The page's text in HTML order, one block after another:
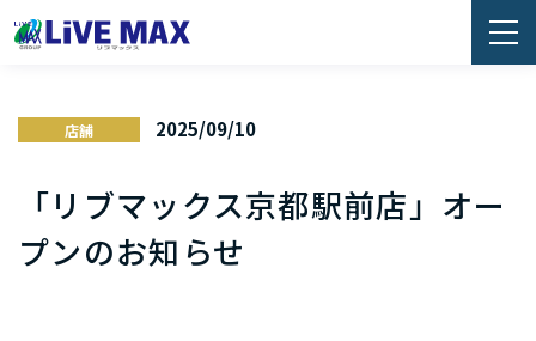
店舗 2025/09/10
「リブマックス京都駅前店」オー
プンのお知らせ